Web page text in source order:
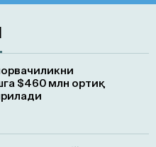
$460 млн ортиқ